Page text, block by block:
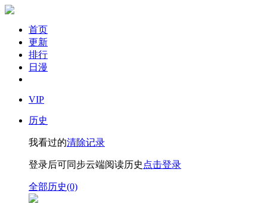
首页
更新
排行
日漫
VIP
历史
我看过的清除记录
登录后可同步云端阅读历史 点击登录
全部历史(0)